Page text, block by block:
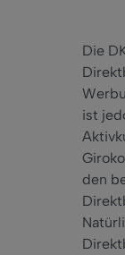
Die
ist
den